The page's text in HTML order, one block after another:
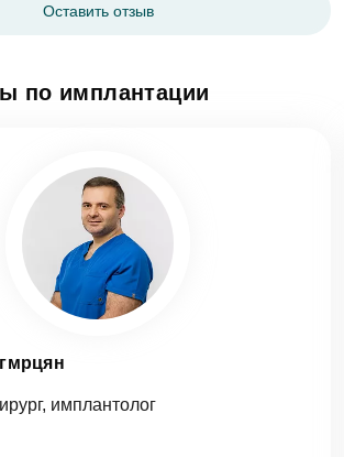
Оставить отзыв
по имплантации
имплантолог